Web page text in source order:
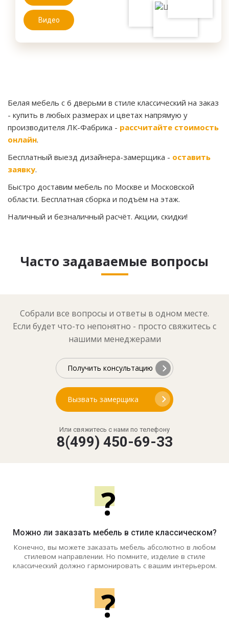
Видео
Белая мебель с 6 дверьми в стиле классический на заказ
- купить в любых размерах и цветах напрямую у
производителя ЛК-Фабрика - рассчитайте стоимость
онлайн.
Бесплатный выезд дизайнера-замерщика - оставить
заявку.
Быстро доставим мебель по Москве и Московской
области. Бесплатная сборка и подъём на этаж.
Наличный и безналичный расчёт. Акции, скидки!
Часто задаваемые вопросы
Собрали все вопросы и ответы в одном месте.
Если будет что-то непонятно - просто свяжитесь с
нашими менеджерами
Получить консультацию
Вызвать замерщика
Или свяжитесь с нами по телефону
8(499) 450-69-33
?
Можно ли заказать мебель в стиле классическом?
Конечно, вы можете заказать мебель абсолютно в любом
стилевом направлении. Но помните, изделие в стиле
классический должно гармонировать с вашим интерьером.
?